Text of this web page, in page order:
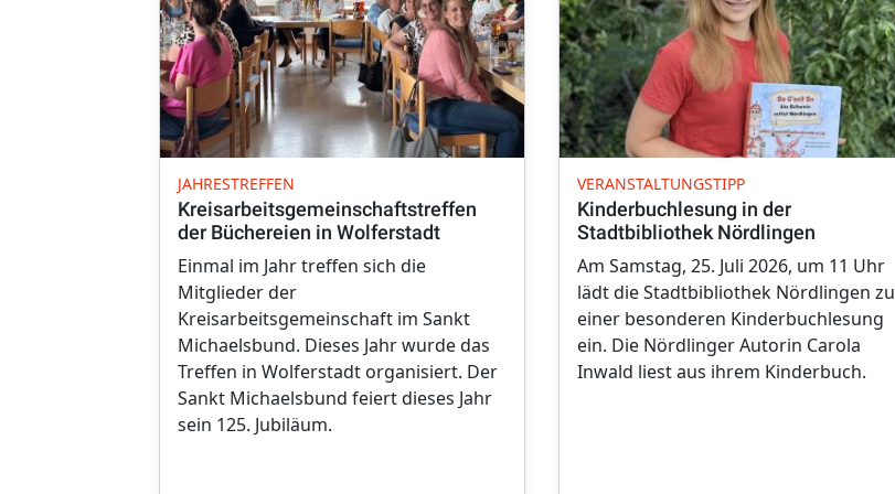
JAHRESTREFFEN
Kreisarbeitsgemeinschaftstreffen
der Büchereien in Wolferstadt
Einmal im Jahr treffen sich die
Mitglieder der
Kreisarbeitsgemeinschaft im Sankt
Michaelsbund. Dieses Jahr wurde das
Treffen in Wolferstadt organisiert. Der
Sankt Michaelsbund feiert dieses Jahr
sein 125. Jubiläum.
VERANSTALTUNGSTIPP
Kinderbuchlesung in der
Stadtbibliothek Nördlingen
Am Samstag, 25. Juli 2026, um 11 Uhr
lädt die Stadtbibliothek Nördlingen zu
einer besonderen Kinderbuchlesung
ein. Die Nördlinger Autorin Carola
Inwald liest aus ihrem Kinderbuch.